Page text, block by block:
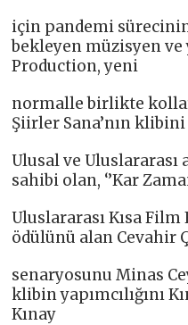
için pandemi
bekleyen müzisyen ve
Production, yeni
normalle birlikte
Şiirler Sana’nın
Ulusal ve
sahibi olan, ‘’Kar
Uluslararası Kısa
ödülünü alan Cevahir
senaryosunu Minas
klibin yapımcılığını
Kınay